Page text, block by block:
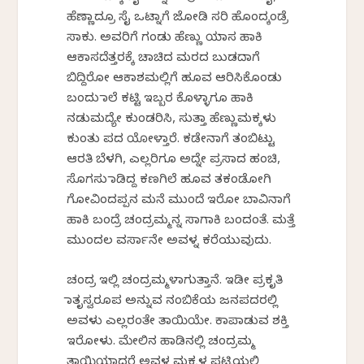
ಹೆಣ್ಣಾದ್ರೂ ಸೈ ಒಟ್ನಾಗೆ ಜೋಡಿ ಸರಿ ಹೊಂದ್ಕಂಡ್ರೆ
ಸಾಕು. ಅವರಿಗೆ ಗಂಡು ಹೆಣ್ಣು ಯಾಸ ಹಾಕಿ
ಆಕಾಸದೆತ್ತರಕ್ಕೆ ಚಾಚಿದ ಮರದ ಬುಡದಾಗೆ
ಬಿದ್ದಿರೋ ಆಕಾಶಮಲ್ಲಿಗೆ ಹೂವ ಆರಿಸಿಕೊಂಡು
ಬಂದು ಮಾಲೆ ಕಟ್ಟಿ ಇಬ್ಬರ ಕೊಳ್ಳಾಗೂ ಹಾಕಿ
ನಡುಮದ್ಯೇ ಕುಂಡರಿಸಿ, ಸುತ್ತಾ ಹೆಣ್ಣುಮಕ್ಕಳು
ಕುಂತು ಪದ ಯೋಳ್ತಾರೆ. ಕಡೇನಾಗೆ ತಂಬಿಟ್ಟು
ಆರತಿ ಬೆಳಗಿ, ಎಲ್ಲರಿಗೂ ಅದ್ನೇ ಪ್ರಸಾದ ಹಂಚಿ,
ಸೊಗಸು ಮಾಡಿದ್ದ ಕಣಗಿಲೆ ಹೂವ ತಕಂಡೋಗಿ
ಗೋವಿಂದಪ್ಪನ ಮನೆ ಮುಂದೆ ಇರೋ ಬಾವಿನಾಗೆ
ಹಾಕಿ ಬಂದ್ರೆ ಚಂದ್ರಮ್ಮನ್ನ ಸಾಗಾಕಿ ಬಂದಂತೆ. ಮತ್ತೆ
ಮುಂದಲ ವರ್ಸಾನೇ ಅವಳ್ನ ಕರೆಯುವುದು.
ಚಂದ್ರ ಇಲ್ಲಿ ಚಂದ್ರಮ್ಮಳಾಗುತ್ತಾನೆ. ಇಡೀ ಪ್ರಕೃತಿ
ಮಾತೃಸ್ವರೂಪ ಅನ್ನುವ ನಂಬಿಕೆಯ ಜನಪದರಲ್ಲಿ
ಅವಳು ಎಲ್ಲರಂತೇ ತಾಯಿಯೇ. ಕಾಪಾಡುವ ಶಕ್ತಿ
ಇರೋಳು. ಮೇಲಿನ ಹಾಡಿನಲ್ಲಿ ಚಂದ್ರಮ್ಮ